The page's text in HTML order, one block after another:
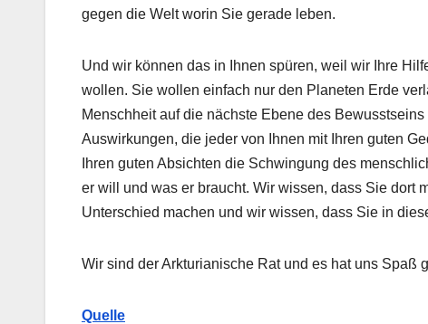
gegen die Welt worin Sie gerade leben.
Und wir können das in Ihnen spüren, weil wir Ihre
wollen. Sie wollen einfach nur den Planeten Erde
Menschheit auf die nächste Ebene des
Auswirkungen, die jeder von Ihnen mit Ihren guten
Ihren guten Absichten die Schwingung des
er will und was er braucht. Wir wissen, dass Sie dort
Unterschied machen und wir wissen, dass Sie in
Wir sind der Arkturianische Rat und es hat uns Spaß
Quelle